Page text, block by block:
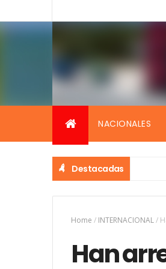
NACIONALES
Destacadas
Home / INTERNACIONAL/
Han